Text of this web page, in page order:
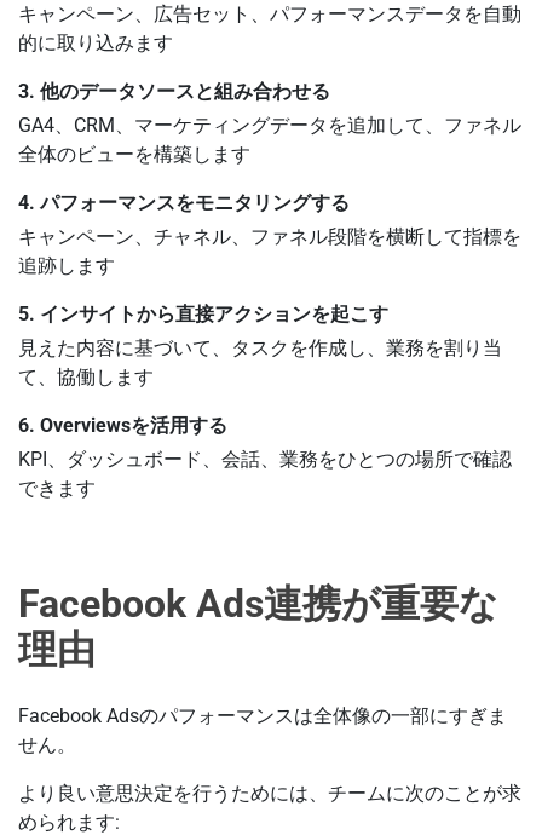
キャンペーン、広告セット、パフォーマンスデータを自動
的に取り込みます
3. 他のデータソースと組み合わせる
GA4、CRM、マーケティングデータを追加して、ファネル
全体のビューを構築します
4. パフォーマンスをモニタリングする
キャンペーン、チャネル、ファネル段階を横断して指標を
追跡します
5. インサイトから直接アクションを起こす
見えた内容に基づいて、タスクを作成し、業務を割り当
て、協働します
6. Overviewsを活用する
KPI、ダッシュボード、会話、業務をひとつの場所で確認
できます
Facebook Ads連携が重要な
理由
Facebook Adsのパフォーマンスは全体像の一部にすぎま
せん。
より良い意思決定を行うためには、チームに次のことが求
められます: